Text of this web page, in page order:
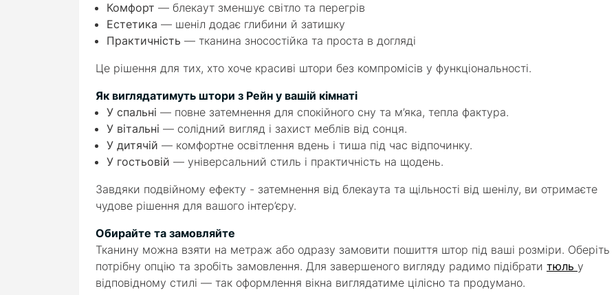
Комфорт — блекаут зменшує світло та перегрів
Естетика — шеніл додає глибини й затишку
Практичність — тканина зносостійка та проста в догляді
Це рішення для тих, хто хоче красиві штори без компромісів у функціональності.
Як виглядатимуть штори з Рейн у вашій кімнаті
У спальні — повне затемнення для спокійного сну та м’яка, тепла фактура.
У вітальні — солідний вигляд і захист меблів від сонця.
У дитячій — комфортне освітлення вдень і тиша під час відпочинку.
У гостьовій — універсальний стиль і практичність на щодень.
Завдяки подвійному ефекту - затемнення від блекаута та щільності від шенілу, ви отримаєте
чудове рішення для вашого інтер’єру.
Обирайте та замовляйте
Тканину можна взяти на метраж або одразу замовити пошиття штор під ваші розміри. Оберіть
потрібну опцію та зробіть замовлення. Для завершеного вигляду радимо підібрати тюль у
відповідному стилі — так оформлення вікна виглядатиме цілісно та продумано.